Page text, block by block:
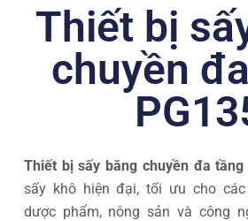
Thiết bị
chuyền
Thiết bị sấy băng chuyền đa tầng
sấy khô hiện đại, tối ưu cho
dược phẩm, nông sản và công